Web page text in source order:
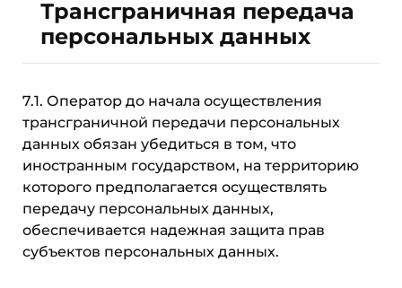
Трансграничная передача
персональных данных
7.1. Оператор до начала осуществления
трансграничной передачи персональных
данных обязан убедиться в том, что
иностранным государством, на территорию
которого предполагается осуществлять
передачу персональных данных,
обеспечивается надежная защита прав
субъектов персональных данных.